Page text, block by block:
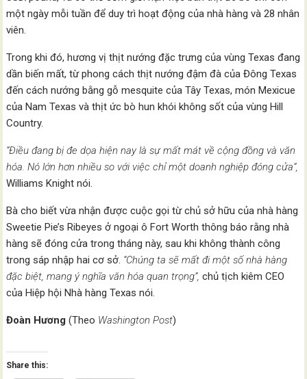
một ngày mỗi tuần để duy trì hoạt động của nhà hàng và 28 nhân
viên.
Trong khi đó, hương vị thịt nướng đặc trưng của vùng Texas đang
dần biến mất, từ phong cách thịt nướng đậm đà của Đông Texas
đến cách nướng bằng gỗ mesquite của Tây Texas, món Mexicue
của Nam Texas và thịt ức bò hun khói không sốt của vùng Hill
Country.
“Điều đang bị đe dọa hiện nay là sự mất mát về cộng đồng và văn
hóa. Nó lớn hơn nhiều so với việc chỉ một doanh nghiệp đóng cửa”,
Williams Knight nói.
Bà cho biết vừa nhận được cuộc gọi từ chủ sở hữu của nhà hàng
Sweetie Pie’s Ribeyes ở ngoại ô Fort Worth thông báo rằng nhà
hàng sẽ đóng cửa trong tháng này, sau khi không thành công
trong sáp nhập hai cơ sở. “Chúng ta sẽ mất đi một số nhà hàng
đặc biệt, mang ý nghĩa văn hóa quan trọng”, chủ tịch kiêm CEO
của Hiệp hội Nhà hàng Texas nói.
Đoàn Hương(Theo Washington Post)
Share this: